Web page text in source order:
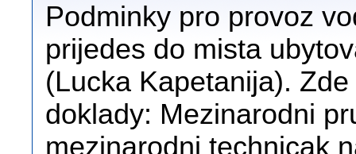
Podminky pro provoz
prijedes do mista
(Lucka Kapetanija).
doklady: Mezinarodni
mezinarodni technicak